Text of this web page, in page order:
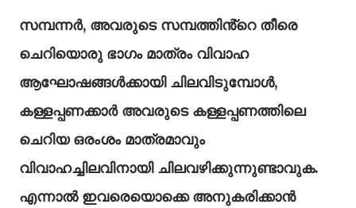
സമ്പന്നർ, അവരുടെ സമ്പത്തിൻ്റെ തീരെ
ചെറിയൊരു ഭാഗം മാത്രം വിവാഹ
ആഘോഷങ്ങൾക്കായി ചിലവിടുമ്പോൾ,
കള്ളപ്പണക്കാർ അവരുടെ കള്ളപ്പണത്തിലെ
ചെറിയ ഒരംശം മാത്രമാവും
വിവാഹച്ചിലവിനായി ചിലവഴിക്കുന്നുണ്ടാവുക.
എന്നാൽ ഇവരെയൊക്കെ അനുകരിക്കാൻ